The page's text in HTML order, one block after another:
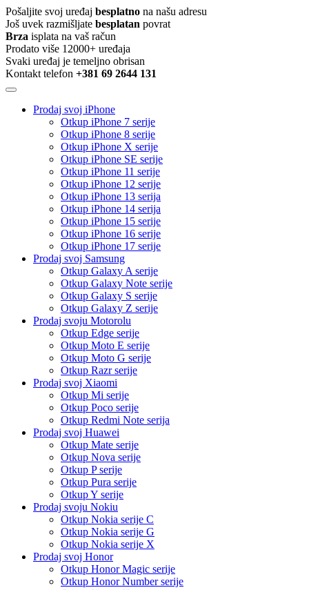
Pošaljite svoj uređaj besplatno na našu adresu
Još uvek razmišljate besplatan povrat
Brza isplata na vaš račun
Prodato više 12000+ uređaja
Svaki uređaj je temeljno obrisan
Kontakt telefon +381 69 2644 131
Prodaj svoj iPhone
Otkup iPhone 7 serije
Otkup iPhone 8 serije
Otkup iPhone X serije
Otkup iPhone SE serije
Otkup iPhone 11 serije
Otkup iPhone 12 serije
Otkup iPhone 13 serija
Otkup iPhone 14 serija
Otkup iPhone 15 serije
Otkup iPhone 16 serije
Otkup iPhone 17 serije
Prodaj svoj Samsung
Otkup Galaxy A serije
Otkup Galaxy Note serije
Otkup Galaxy S serije
Otkup Galaxy Z serije
Prodaj svoju Motorolu
Otkup Edge serije
Otkup Moto E serije
Otkup Moto G serije
Otkup Razr serije
Prodaj svoj Xiaomi
Otkup Mi serije
Otkup Poco serije
Otkup Redmi Note serija
Prodaj svoj Huawei
Otkup Mate serije
Otkup Nova serije
Otkup P serije
Otkup Pura serije
Otkup Y serije
Prodaj svoju Nokiu
Otkup Nokia serije C
Otkup Nokia serije G
Otkup Nokia serije X
Prodaj svoj Honor
Otkup Honor Magic serije
Otkup Honor Number serije